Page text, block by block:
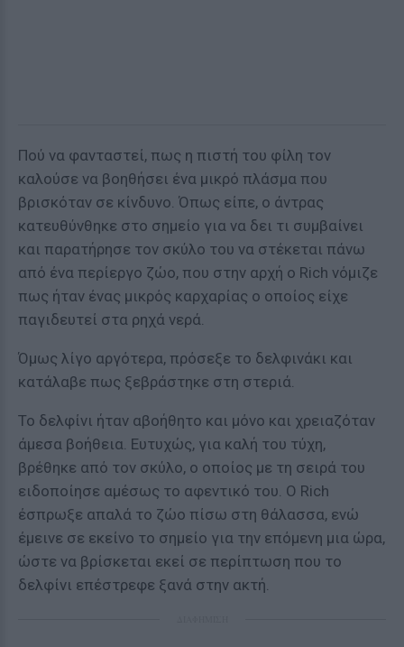
Πού να φανταστεί, πως η πιστή του φίλη τον
καλούσε να βοηθήσει ένα μικρό πλάσμα που
βρισκόταν σε κίνδυνο. Όπως είπε, ο άντρας
κατευθύνθηκε στο σημείο για να δει τι συμβαίνει
και παρατήρησε τον σκύλο του να στέκεται πάνω
από ένα περίεργο ζώο, που στην αρχή ο Rich νόμιζε
πως ήταν ένας μικρός καρχαρίας ο οποίος είχε
παγιδευτεί στα ρηχά νερά.
Όμως λίγο αργότερα, πρόσεξε το δελφινάκι και
κατάλαβε πως ξεβράστηκε στη στεριά.
Το δελφίνι ήταν αβοήθητο και μόνο και χρειαζόταν
άμεσα βοήθεια. Ευτυχώς, για καλή του τύχη,
βρέθηκε από τον σκύλο, ο οποίος με τη σειρά του
ειδοποίησε αμέσως το αφεντικό του. Ο Rich
έσπρωξε απαλά το ζώο πίσω στη θάλασσα, ενώ
έμεινε σε εκείνο το σημείο για την επόμενη μια ώρα,
ώστε να βρίσκεται εκεί σε περίπτωση που το
δελφίνι επέστρεφε ξανά στην ακτή.